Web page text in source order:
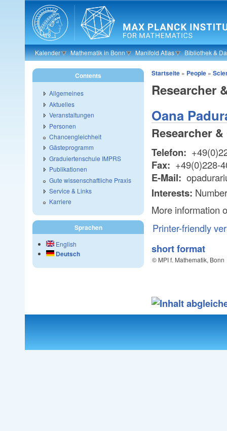
Skip to main content
Kalender Mathematik in Bonn Manifold Atlas Bibliothek &
Startseite » People »
Researcher
Oana
Researcher
Telefon:
Fax: +49(0)228-
E-Mail:
Interests:
More information
Printer-friendly
short format
© MPI f. Mathematik, Bonn
Contents
Allgemeines
Aktuelles
Veranstaltungen
Personen
Chancengleichheit
Gästeprogramm
Graduiertenschule IMPRS
Publikationen
Gute wissenschaftliche Praxis
Service & Links
Karriere
Sprachen
English
Deutsch